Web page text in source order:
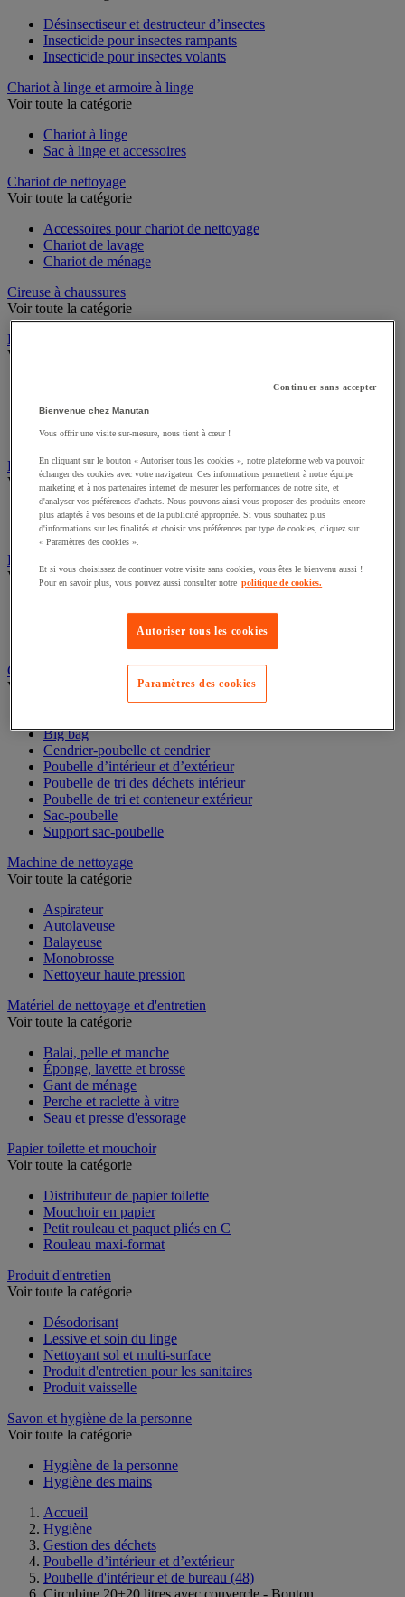
Désinsectiseur et destructeur d’insectes
Insecticide pour insectes rampants
Chariot à linge et armoire à linge
Chariot à linge
Chariot de nettoyage
Accessoires pour chariot de nettoyage
Chariot de lavage
Cireuse à chaussures
Voir toute la catégorie
Équipement sanitaires, douche et salle de bain
Équipement douche
Équipement salle de bain
Essuie-mains et distributeur d’essuie-mains
Voir toute la catégorie
Distributeur d'essuie-mains
Essuie-mains en feuilles ou rouleau
Essuyage industriel
Voir toute la catégorie
Chiffons textile et non-tissé
Distributeur d'essuyage industriel
Gestion des déchets
Voir toute la catégorie
Benne
Big bag
Cendrier-poubelle et cendrier
Poubelle d’intérieur et d’extérieur
Poubelle de tri des déchets intérieur
Poubelle de tri et conteneur extérieur
Sac-poubelle
Machine de nettoyage
Aspirateur
Autolaveuse
Balayeuse
Monobrosse
Matériel de nettoyage et d'entretien
Balai, pelle et manche
Éponge, lavette et brosse
Gant de ménage
Perche et raclette à vitre
Papier toilette et mouchoir
Distributeur de papier toilette
Mouchoir en papier
Petit rouleau et paquet pliés en C
Produit d'entretien
Désodorisant
Lessive et soin du linge
Nettoyant sol et multi-surface
Produit d'entretien pour les sanitaires
Savon et hygiène de la personne
Hygiène de la personne
Accueil
Hygiène
Gestion des déchets
Poubelle d’intérieur et d’extérieur
Poubelle d'intérieur et de bureau (48)
Continuer sans accepter
Bienvenue chez Manutan
Vous offrir une visite sur-mesure, nous tient à cœur !
En cliquant sur le bouton « Autoriser tous les cookies », notre plateforme web va pouvoir
échanger des cookies avec votre navigateur. Ces informations permettent à notre équipe
marketing et à nos partenaires internet de mesurer les performances de notre site, et
d'analyser vos préférences d'achats. Nous pouvons ainsi vous proposer des produits encore
plus adaptés à vos besoins et de la publicité appropriée. Si vous souhaitez plus
d'informations sur les finalités et choisir vos préférences par type de cookies, cliquez sur
« Paramètres des cookies ».
Et si vous choisissez de continuer votre visite sans cookies, vous êtes le bienvenu aussi !
Pour en savoir plus, vous pouvez aussi consulter notre politique de cookies.
Autoriser tous les cookies
Paramètres des cookies